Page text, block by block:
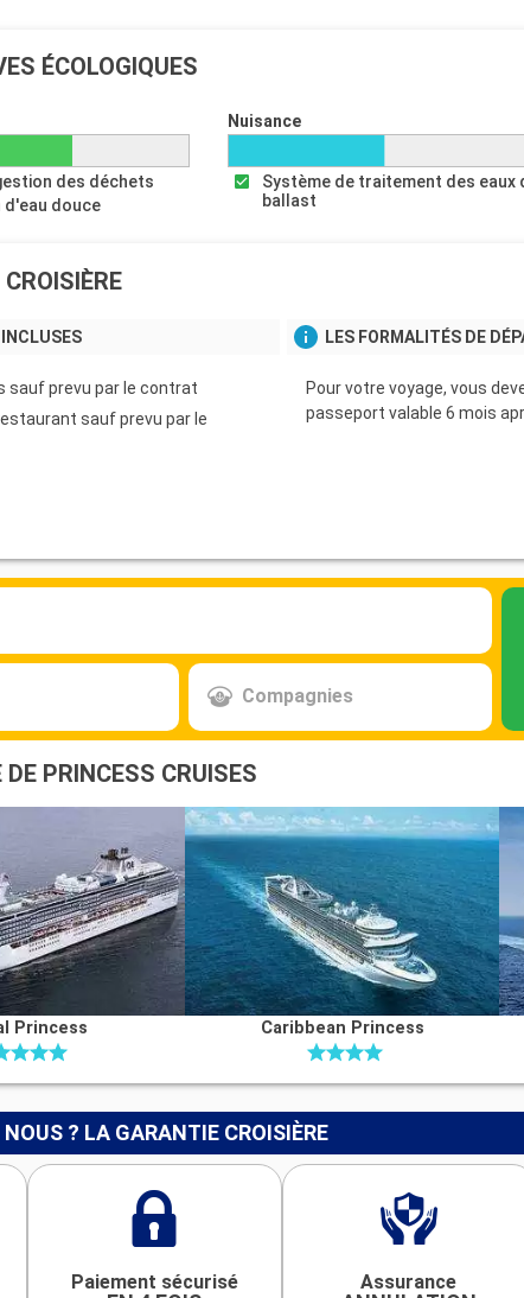
ÉCOLOGIQUES
des déchets
douce
Nuisance
Système de traitement des eaux
ballast
sauf prevu par le contrat
sauf prevu par le
LES FORMALITÉS DE
Pour votre voyage, vous
passeport valable 6 mois
Compagnies
PRINCESS CRUISES
Princess Caribbean Princess
? LA GARANTIE CROISIÈRE
Paiement sécurisé Assurance